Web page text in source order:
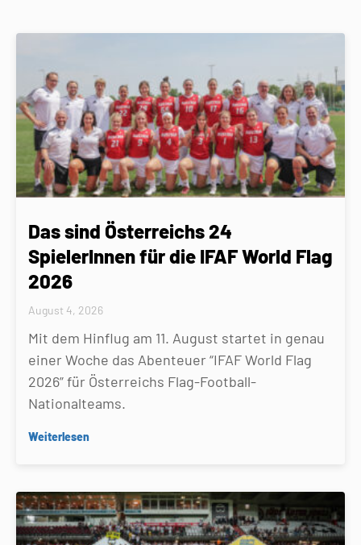
Das sind Österreichs 24
SpielerInnen für die IFAF World Flag
2026
August 4, 2026
Mit dem Hinflug am 11. August startet in genau
einer Woche das Abenteuer “IFAF World Flag
2026” für Österreichs Flag-Football-
Nationalteams.
Weiterlesen